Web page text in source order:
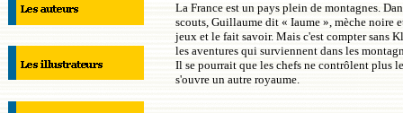
La France est un pays plein de montagnes.
scouts, Guillaume dit « Iaume », mèche noire
jeux et le fait savoir. Mais c'est compter sans
les aventures qui surviennent dans les
Il se pourrait que les chefs ne contrôlent plus
s'ouvre un autre royaume.